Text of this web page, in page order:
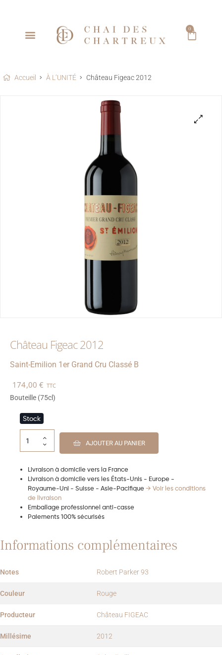
0
Accueil À L’UNITÉ Château Figeac 2012
Château Figeac 2012
Saint-Emilion 1er Grand Cru Classé B
174,00€ TTC
Bouteille (75cl)
Stock
AJOUTER AU PANIER
Livraison à domicile vers la France
Livraison à domicile vers les États-Unis - Europe -
Royaume-Uni - Suisse - Asie-Pacifique → Voir les conditions
de livraison
Emballage professionnel anti-casse
Paiements 100% sécurisés
Informations complémentaires
Notes Robert Parker 93
Couleur Rouge
Producteur Château FIGEAC
Millésime 2012